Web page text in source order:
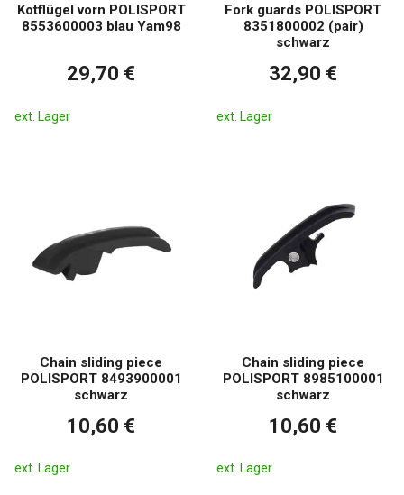
Kotflügel vorn POLISPORT
8553600003 blau Yam98
29,70 €
ext. Lager
Fork guards POLISPORT
8351800002 (pair)
schwarz
32,90 €
ext. Lager
Chain sliding piece
POLISPORT 8493900001
schwarz
10,60 €
ext. Lager
Chain sliding piece
POLISPORT 8985100001
schwarz
10,60 €
ext. Lager